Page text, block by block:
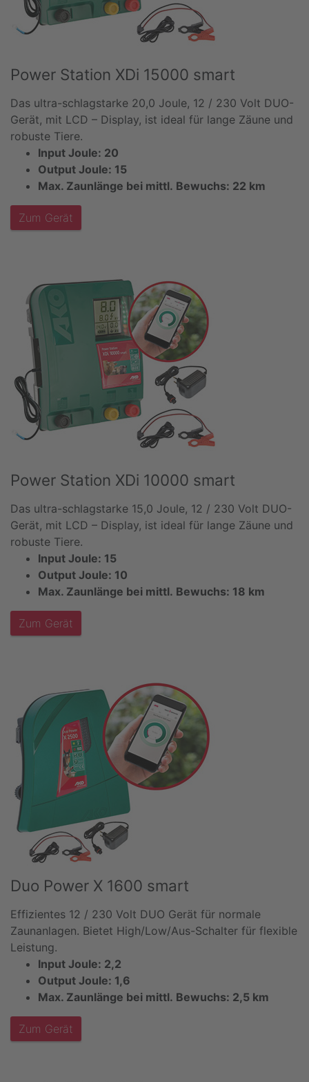
Power Station XDi 15000 smart
Das ultra-schlagstarke 20,0 Joule, 12 / 230 Volt DUO-
Gerät, mit LCD – Display, ist ideal für lange Zäune und
robuste Tiere.
Input Joule: 20
Output Joule: 15
Max. Zaunlänge bei mittl. Bewuchs: 22 km
Zum Gerät
Power Station XDi 10000 smart
Das ultra-schlagstarke 15,0 Joule, 12 / 230 Volt DUO-
Gerät, mit LCD – Display, ist ideal für lange Zäune und
robuste Tiere.
Input Joule: 15
Output Joule: 10
Max. Zaunlänge bei mittl. Bewuchs: 18 km
Zum Gerät
Duo Power X 1600 smart
Effizientes 12 / 230 Volt DUO Gerät für normale
Zaunanlagen. Bietet High/Low/Aus-Schalter für flexible
Leistung.
Input Joule: 2,2
Output Joule: 1,6
Max. Zaunlänge bei mittl. Bewuchs: 2,5 km
Zum Gerät